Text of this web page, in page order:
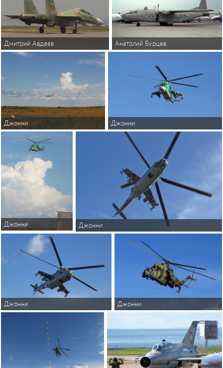
Дмитрий Авдеев Анатолий Бурцев
Джонни Джонни
Джонни Джонни
Джонни Джонни